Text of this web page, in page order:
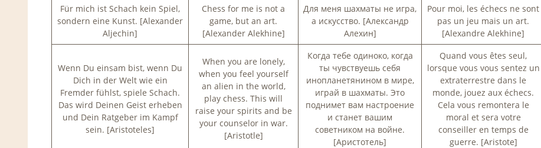
Für mich ist Schach kein Spiel,
sondern eine Kunst. [Alexander
Aljechin]
Chess for me is not a
game, but an art.
[Alexander Alekhine]
Для меня шахматы не игра,
а искусство. [Александр
Алехин]
Pour moi, les échecs ne sont
pas un jeu mais un art.
[Alexandre Alekhine]
Wenn Du einsam bist, wenn Du
Dich in der Welt wie ein
Fremder fühlst, spiele Schach.
Das wird Deinen Geist erheben
und Dein Ratgeber im Kampf
sein. [Aristoteles]
When you are lonely,
when you feel yourself
an alien in the world,
play chess. This will
raise your spirits and be
your counselor in war.
[Aristotle]
Когда тебе одиноко, когда
ты чувствуешь себя
инопланетянином в мире,
играй в шахматы. Это
поднимет вам настроение
и станет вашим
советником на войне.
[Аристотель]
Quand vous êtes seul,
lorsque vous vous sentez un
extraterrestre dans le
monde, jouez aux échecs.
Cela vous remontera le
moral et sera votre
conseiller en temps de
guerre. [Aristote]